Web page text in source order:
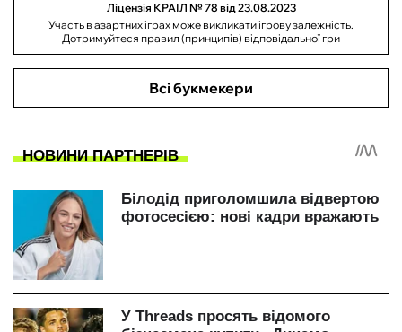
Ліцензія КРАІЛ № 78 від 23.08.2023
Участь в азартних іграх може викликати ігрову залежність.
Дотримуйтеся правил (принципів) відповідальної гри
Всі букмекери